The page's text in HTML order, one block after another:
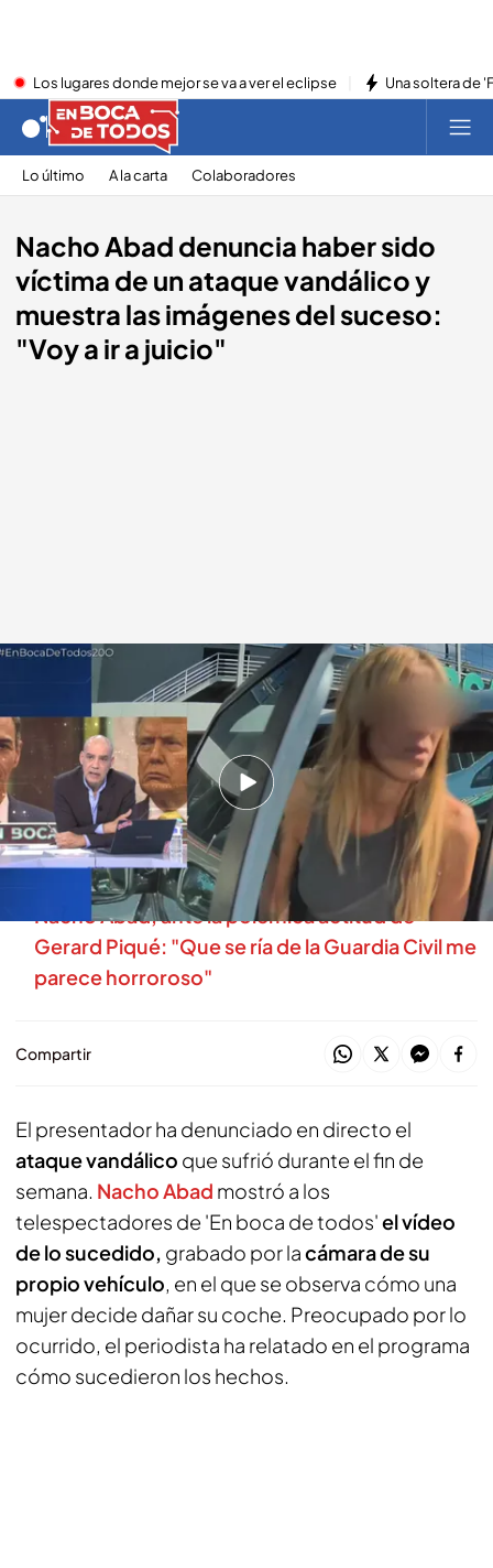
Los lugares donde mejor se va a ver el eclipse Una soltera de
Lo último A la carta Colaboradores
Nacho Abad denuncia haber sido
víctima de un ataque vandálico y
muestra las imágenes del suceso:
"Voy a ir a juicio"
Nacho Abad, presentador de 'En boca de todos'.cuatro.com
En boca de todos
20 OCT 2025 - 12:34h.
Odio vandálico contra Nacho Abad: una mujer
raya el coche de nuestro presentador tras
inspeccionarlo
Nacho Abad, ante la polémica actitud de
Gerard Piqué: "Que se ría de la Guardia Civil me
parece horroroso"
Compartir
El presentador ha denunciado en directo el
ataque vandálico que sufrió durante el fin de
semana. Nacho Abad mostró a los
telespectadores de 'En boca de todos'el vídeo
de lo sucedido, grabado por lacámara de su
propio vehículo, en el que se observa cómo una
mujer decide dañar su coche. Preocupado por lo
ocurrido, el periodista ha relatado en el programa
cómo sucedieron los hechos.